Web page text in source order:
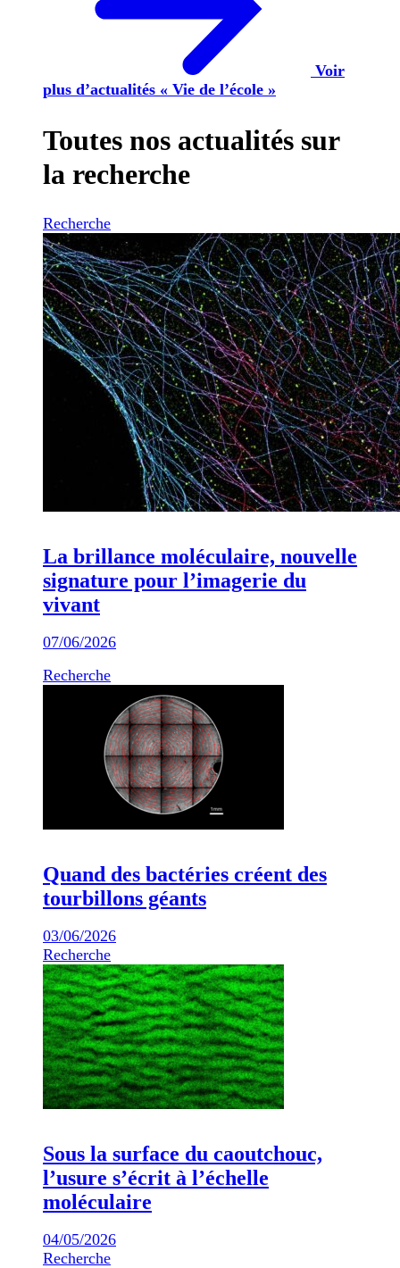
Voir
plus d’actualités « Vie de l’école »
Toutes nos actualités sur
la recherche
Recherche
La brillance moléculaire, nouvelle
signature pour l’imagerie du
vivant
07/06/2026
Recherche
Quand des bactéries créent des
tourbillons géants
03/06/2026
Recherche
Sous la surface du caoutchouc,
l’usure s’écrit à l’échelle
moléculaire
04/05/2026
Recherche